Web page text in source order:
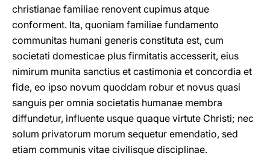
christianae familiae renovent cupimus atque
conforment. Ita, quoniam familiae fundamento
communitas humani generis constituta est, cum
societati domesticae plus firmitatis accesserit, eius
nimirum munita sanctius et castimonia et concordia et
fide, eo ipso novum quoddam robur et novus quasi
sanguis per omnia societatis humanae membra
diffundetur, influente usque quaque virtute Christi; nec
solum privatorum morum sequetur emendatio, sed
etiam communis vitae civilisque disciplinae.